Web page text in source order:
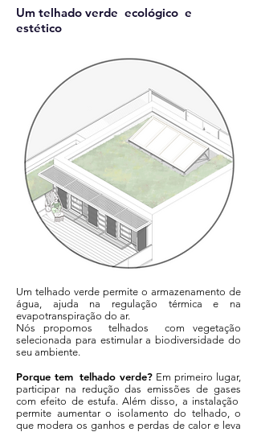
Um telhado verde ecológico e
estético
Um telhado verde permite o armazenamento de
água, ajuda na regulação térmica e na
evapotranspiração do ar.
Nós propomos telhados com vegetação
selecionada para estimular a biodiversidade do
seu ambiente.
Porque tem telhado verde? Em primeiro lugar,
participar na redução das emissões de gases
com efeito de estufa. Além disso, a instalação
permite aumentar o isolamento do telhado, o
que modera os ganhos e perdas de calor e leva